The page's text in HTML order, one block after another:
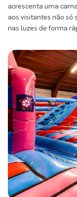
acrescenta uma
aos visitantes não só
nas luzes de forma